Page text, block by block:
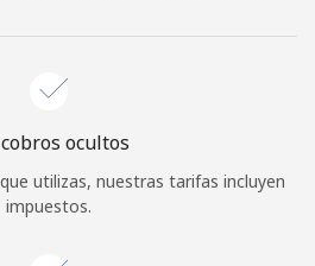
¿Olvidaste tu contraseña? →
Iniciar Sesión
ocultos
utilizas, nuestras tarifas incluyen
impuestos.